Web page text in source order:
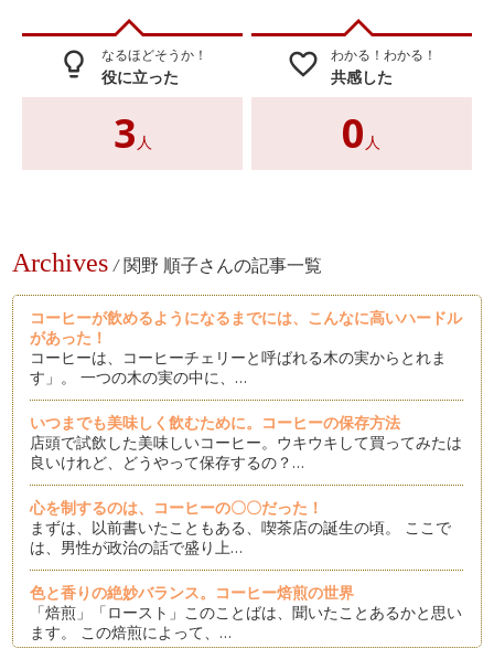
lightbulb_outline なるほどそうか！
役に立った
3 人
favorite_border わかる！わかる！
共感した
0 人
Archives / 関野 順子さんの記事一覧
コーヒーが飲めるようになるまでには、こんなに高いハードル
があった！
コーヒーは、コーヒーチェリーと呼ばれる木の実からとれま
す」。 一つの木の実の中に、…
いつまでも美味しく飲むために。コーヒーの保存方法
店頭で試飲した美味しいコーヒー。ウキウキして買ってみたは
良いけれど、どうやって保存するの？…
心を制するのは、コーヒーの〇〇だった！
まずは、以前書いたこともある、喫茶店の誕生の頃。 ここで
は、男性が政治の話で盛り上…
色と香りの絶妙バランス。コーヒー焙煎の世界
「焙煎」「ロースト」このことばは、聞いたことあるかと思い
ます。 この焙煎によって、…